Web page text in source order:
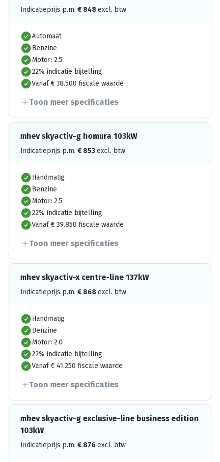
Indicatieprijs p.m. € 848excl. btw
Automaat
Benzine
Motor: 2.5
22% indicatie bijtelling
Vanaf € 38.500 fiscale waarde
Toon meer specificaties
mhev skyactiv-g homura 103kW
Indicatieprijs p.m. € 853excl. btw
Handmatig
Benzine
Motor: 2.5
22% indicatie bijtelling
Vanaf € 39.850 fiscale waarde
Toon meer specificaties
mhev skyactiv-x centre-line 137kW
Indicatieprijs p.m. € 868excl. btw
Handmatig
Benzine
Motor: 2.0
22% indicatie bijtelling
Vanaf € 41.250 fiscale waarde
Toon meer specificaties
mhev skyactiv-g exclusive-line business edition
103kW
Indicatieprijs p.m. € 876 excl. btw